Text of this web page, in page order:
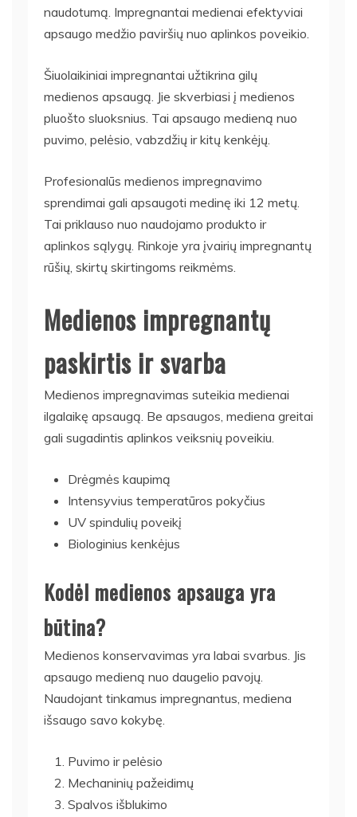
naudotumą. Impregnantai medienai efektyviai
apsaugo medžio paviršių nuo aplinkos poveikio.
Šiuolaikiniai impregnantai užtikrina gilų
medienos apsaugą. Jie skverbiasi į medienos
pluošto sluoksnius. Tai apsaugo medieną nuo
puvimo, pelėsio, vabzdžių ir kitų kenkėjų.
Profesionalūs medienos impregnavimo
sprendimai gali apsaugoti medinę iki 12 metų.
Tai priklauso nuo naudojamo produkto ir
aplinkos sąlygų. Rinkoje yra įvairių impregnantų
rūšių, skirtų skirtingoms reikmėms.
Medienos impregnantų
paskirtis ir svarba
Medienos impregnavimas suteikia medienai
ilgalaikę apsaugą. Be apsaugos, mediena greitai
gali sugadintis aplinkos veiksnių poveikiu.
Drėgmės kaupimą
Intensyvius temperatūros pokyčius
UV spindulių poveikį
Biologinius kenkėjus
Kodėl medienos apsauga yra
būtina?
Medienos konservavimas yra labai svarbus. Jis
apsaugo medieną nuo daugelio pavojų.
Naudojant tinkamus impregnantus, mediena
išsaugo savo kokybę.
Puvimo ir pelėsio
Mechaninių pažeidimų
Spalvos išblukimo